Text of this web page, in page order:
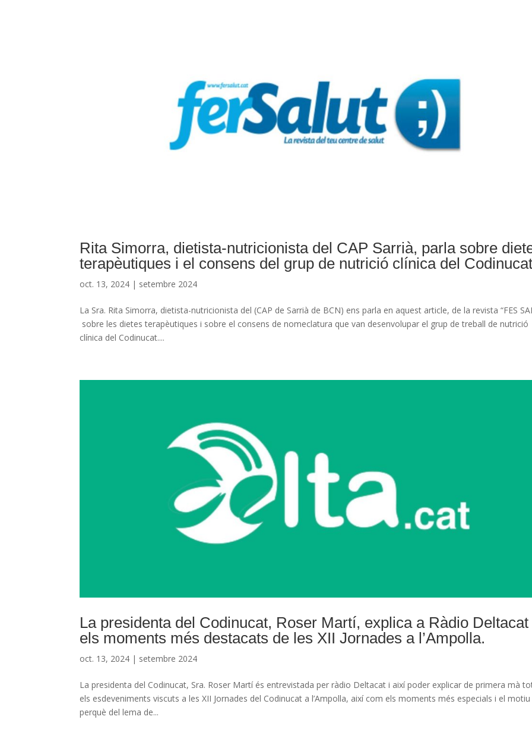
Rita Simorra, dietista-nutricionista del CAP Sarrià, parla sobre
terapèutiques i el consens del grup de nutrició clínica del
oct. 13, 2024 | setembre 2024
La Sra. Rita Simorra, dietista-nutricionista del (CAP de Sarrià de BCN) ens parla en aquest article, de la revista “FES
sobre les dietes terapèutiques i sobre el consens de nomeclatura que van desenvolupar el grup de treball de nutrició
clínica del Codinucat....
La presidenta del Codinucat, Roser Martí, explica a Ràdio Deltacat
els moments més destacats de les XII Jornades a l’Ampolla.
oct. 13, 2024 | setembre 2024
La presidenta del Codinucat, Sra. Roser Martí és entrevistada per ràdio Deltacat i així poder explicar de primera mà
els esdeveniments viscuts a les XII Jornades del Codinucat a l’Ampolla, així com els moments més especials i el motiu
perquè del lema de...